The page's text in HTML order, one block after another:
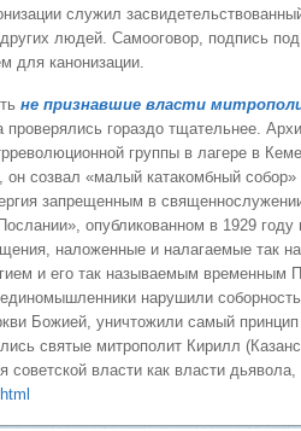
служил
людей. Самооговор, подпись
для канонизации.
не признавшие власти
проверялись гораздо тщательнее.
группы в лагере в
он созвал «малый катакомбный
запрещенным в
опубликованном в 1929
наложенные и налагаемые так
и его так называемым временным
нарушили
Божией, уничтожили самый
святые митрополит Кирилл
советской власти как власти